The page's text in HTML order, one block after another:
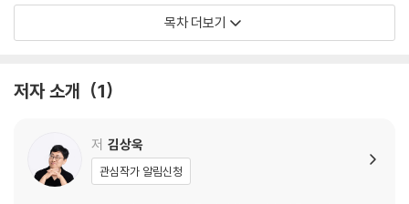
누구를 위하여 역사는 배우나
교육의 목적은 행복이 아니다
1990년, 그 여학생
달은 낙하하고 있다
하수구 속 호랑이굴
목차 더보기
저자 소개 1
저 김상욱
관심작가 알림신청